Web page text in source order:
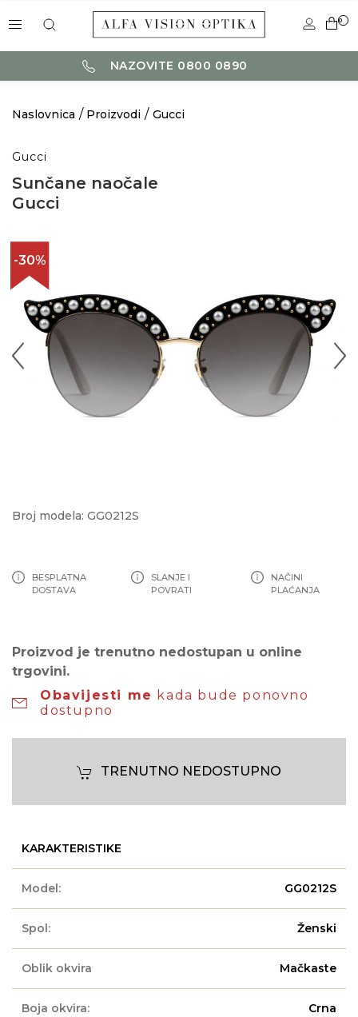
0
NAZOVITE 0800 0890
Naslovnica Proizvodi Gucci
Gucci
Sunčane naočale
Gucci
-30%
Broj modela: GG0212S
BESPLATNA
DOSTAVA
SLANJE I
POVRATI
NAČINI
PLAĆANJA
Proizvod je trenutno nedostupan u online
trgovini.
Obavijesti me kada bude ponovno
dostupno
TRENUTNO NEDOSTUPNO
KARAKTERISTIKE
Model: GG0212S
Spol: Ženski
Oblik okvira Mačkaste
Boja okvira: Crna